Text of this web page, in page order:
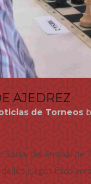
AJEDREZ
de Torneos
del Arrabal de
los Juegos